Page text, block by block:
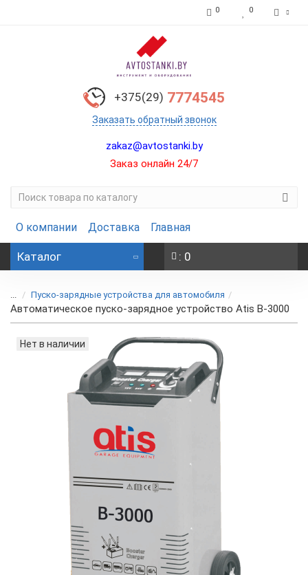
0 0
+375(29) 7774545
Заказать обратный звонок
zakaz@avtostanki.by
Заказ онлайн 24/7
О компании Доставка Главная
Каталог : 0
... Пуско-зарядные устройства для автомобиля
Автоматическое пуско-зарядное устройство Atis B-3000
Нет в наличии